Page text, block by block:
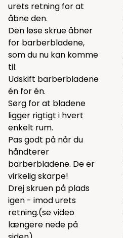
urets retning for at
åbne den.
Den løse skrue åbner
for barberbladene,
som du nu kan komme
til.
Udskift barberbladene
én for én.
Sørg for at bladene
ligger rigtigt i hvert
enkelt rum.
Pas godt på når du
håndterer
barberbladene. De er
virkelig skarpe!
Drej skruen på plads
igen - imod urets
retning.(se video
længere nede på